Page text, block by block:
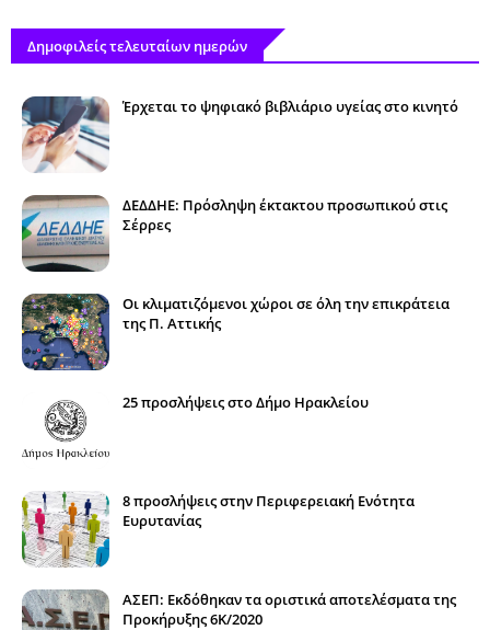
Δημοφιλείς τελευταίων ημερών
Έρχεται το ψηφιακό βιβλιάριο υγείας στο κινητό
ΔΕΔΔΗΕ: Πρόσληψη έκτακτου προσωπικού στις
Σέρρες
Οι κλιματιζόμενοι χώροι σε όλη την επικράτεια
της Π. Αττικής
25 προσλήψεις στο Δήμο Ηρακλείου
8 προσλήψεις στην Περιφερειακή Ενότητα
Ευρυτανίας
ΑΣΕΠ: Εκδόθηκαν τα οριστικά αποτελέσματα της
Προκήρυξης 6Κ/2020